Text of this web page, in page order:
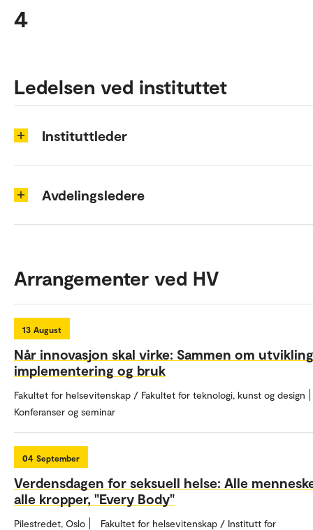
4
Ledelsen ved instituttet
Instituttleder
Avdelingsledere
Arrangementer ved HV
13 August
Når innovasjon skal virke: Sammen om
implementering og bruk
Fakultet for helsevitenskap / Fakultet for teknologi, kunst og design
Konferanser og seminar
04 September
Verdensdagen for seksuell helse: Alle
alle kropper, "Every Body"
Pilestredet, Oslo
Fakultet for helsevitenskap / Institutt for